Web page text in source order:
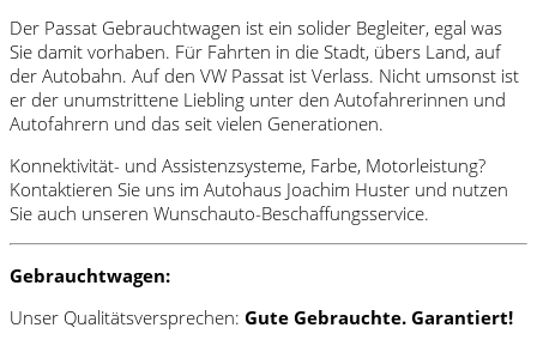
Der Passat Gebrauchtwagen ist ein solider Begleiter, egal was
Sie damit vorhaben. Für Fahrten in die Stadt, übers Land, auf
der Autobahn. Auf den VW Passat ist Verlass. Nicht umsonst ist
er der unumstrittene Liebling unter den Autofahrerinnen und
Autofahrern und das seit vielen Generationen.
Konnektivität- und Assistenzsysteme, Farbe, Motorleistung?
Kontaktieren Sie uns im Autohaus Joachim Huster und nutzen
Sie auch unseren Wunschauto-Beschaffungsservice.
Gebrauchtwagen:
Unser Qualitätsversprechen: Gute Gebrauchte. Garantiert!